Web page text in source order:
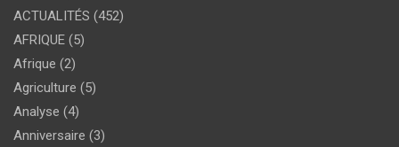
ACTUALITÉS (452)
AFRIQUE (5)
Afrique (2)
Agriculture (5)
Analyse (4)
Anniversaire (3)